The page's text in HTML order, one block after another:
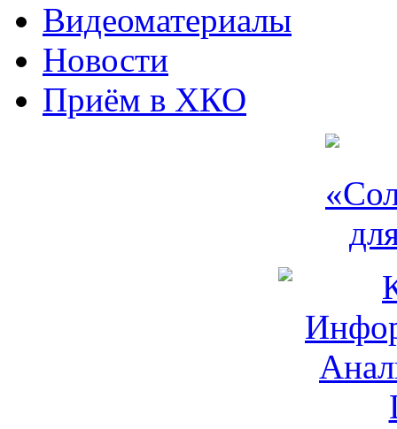
Видеоматериалы
Новости
Приём в ХКО